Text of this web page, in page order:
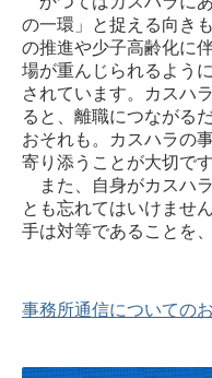
の一環」と捉える向き
の推進や少子高齢化に
場が重んじられるよう
されています。カスハ
ると、離職につながる
おそれも。カスハラの
寄り添うことが大切です
また、自身がカスハ
とも忘れてはいけませ
手は対等であることを
事務所通信についての